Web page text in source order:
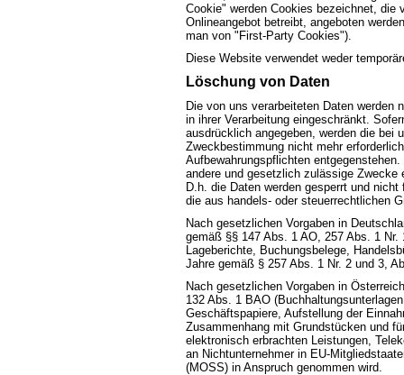
Cookie" werden Cookies bezeichnet, die
Onlineangebot betreibt, angeboten
man von "First-Party Cookies").
Diese Website verwendet weder
Löschung von Daten
Die von uns verarbeiteten Daten werden
in ihrer Verarbeitung eingeschränkt.
ausdrücklich angegeben, werden die bei
Zweckbestimmung nicht mehr
Aufbewahrungspflichten
andere und gesetzlich zulässige Zwecke
D.h. die Daten werden gesperrt und
die aus handels- oder steuerrechtlichen
Nach gesetzlichen Vorgaben in
gemäß §§ 147 Abs. 1 AO, 257 Abs. 1
Lageberichte, Buchungsbelege,
Jahre gemäß § 257 Abs. 1 Nr. 2 und 3,
Nach gesetzlichen Vorgaben in
132 Abs. 1 BAO
Geschäftspapiere, Aufstellung der
Zusammenhang mit Grundstücken und
elektronisch erbrachten Leistungen,
an Nichtunternehmer in EU-
(MOSS) in Anspruch genommen wird.